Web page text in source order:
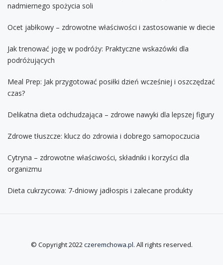
nadmiernego spożycia soli
Ocet jabłkowy – zdrowotne właściwości i zastosowanie w diecie
Jak trenować jogę w podróży: Praktyczne wskazówki dla
podróżujących
Meal Prep: Jak przygotować posiłki dzień wcześniej i oszczędzać
czas?
Delikatna dieta odchudzająca – zdrowe nawyki dla lepszej figury
Zdrowe tłuszcze: klucz do zdrowia i dobrego samopoczucia
Cytryna – zdrowotne właściwości, składniki i korzyści dla
organizmu
Dieta cukrzycowa: 7-dniowy jadłospis i zalecane produkty
© Copyright 2022czeremchowa.pl. All rights reserved.